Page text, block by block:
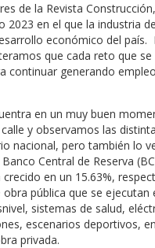
de la Revista
2023 en el que la industria
económico del
que cada reto que
continuar generando
en un muy buen
y observamos las
nacional, pero también lo
Central de Reserva
en un 15.63%,
pública que se ejecutan
sistemas de salud,
escenarios deportivos,
privada.